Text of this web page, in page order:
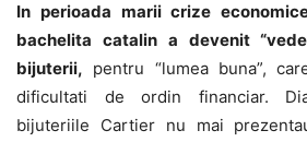
In perioada marii crize
bachelita catalin a devenit
bijuterii, pentru “lumea buna”,
dificultati de ordin financiar.
bijuteriile Cartier nu mai